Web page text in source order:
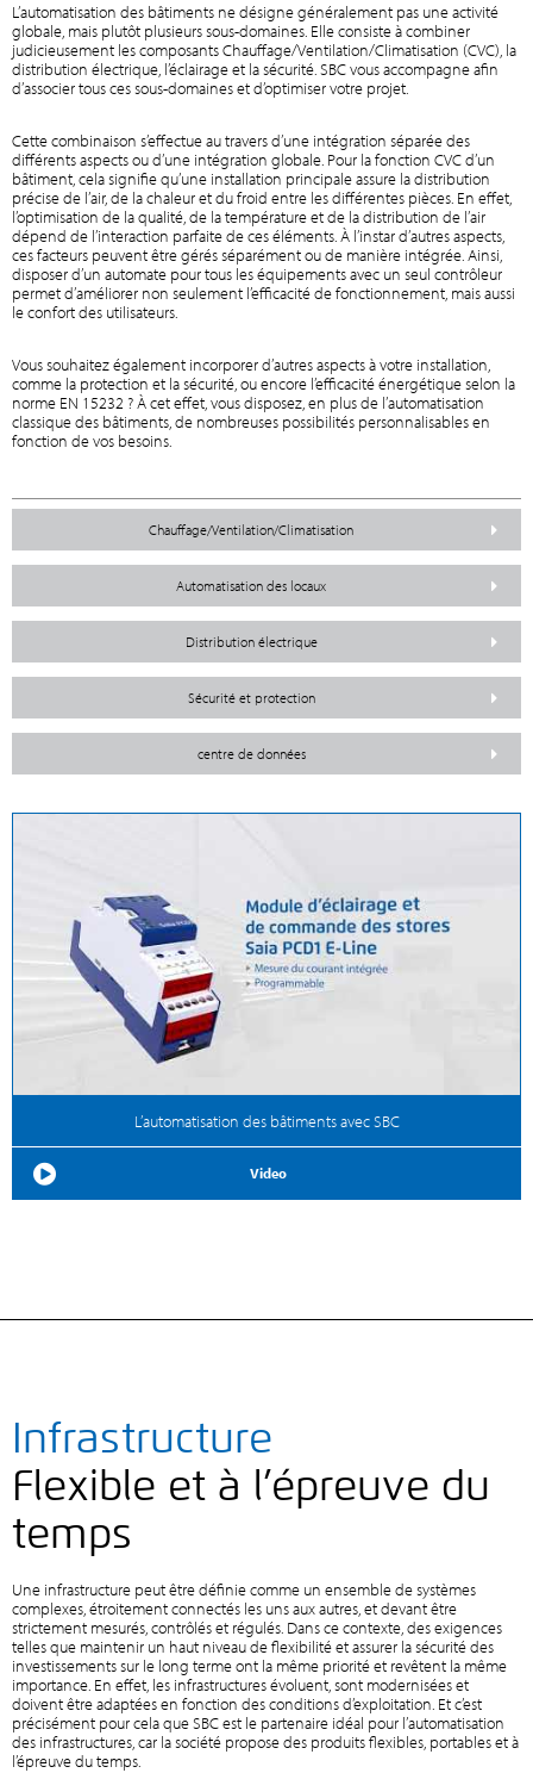
L’automatisation des bâtiments ne désigne généralement pas une activité
globale, mais plutôt plusieurs sous-domaines. Elle consiste à combiner
judicieusement les composants Chauffage/Ventilation/Climatisation (CVC), la
distribution électrique, l’éclairage et la sécurité. SBC vous accompagne afin
d’associer tous ces sous-domaines et d’optimiser votre projet.
Cette combinaison s’effectue au travers d’une intégration séparée des
différents aspects ou d’une intégration globale. Pour la fonction CVC d’un
bâtiment, cela signifie qu’une installation principale assure la distribution
précise de l’air, de la chaleur et du froid entre les différentes pièces. En effet,
l’optimisation de la qualité, de la température et de la distribution de l’air
dépend de l’interaction parfaite de ces éléments. À l’instar d’autres aspects,
ces facteurs peuvent être gérés séparément ou de manière intégrée. Ainsi,
disposer d’un automate pour tous les équipements avec un seul contrôleur
permet d’améliorer non seulement l’efficacité de fonctionnement, mais aussi
le confort des utilisateurs.
Vous souhaitez également incorporer d’autres aspects à votre installation,
comme la protection et la sécurité, ou encore l’efficacité énergétique selon la
norme EN 15232 ? À cet effet, vous disposez, en plus de l’automatisation
classique des bâtiments, de nombreuses possibilités personnalisables en
fonction de vos besoins.
Chauffage/Ventilation/Climatisation
Automatisation des locaux
Distribution électrique
Sécurité et protection
centre de données
L’automatisation des bâtiments avec SBC
Video
Infrastructure
Flexible et à l’épreuve du
temps
Une infrastructure peut être définie comme un ensemble de systèmes
complexes, étroitement connectés les uns aux autres, et devant être
strictement mesurés, contrôlés et régulés. Dans ce contexte, des exigences
telles que maintenir un haut niveau de flexibilité et assurer la sécurité des
investissements sur le long terme ont la même priorité et revêtent la même
importance. En effet, les infrastructures évoluent, sont modernisées et
doivent être adaptées en fonction des conditions d’exploitation. Et c’est
précisément pour cela que SBC est le partenaire idéal pour l’automatisation
des infrastructures, car la société propose des produits flexibles, portables et à
l’épreuve du temps.